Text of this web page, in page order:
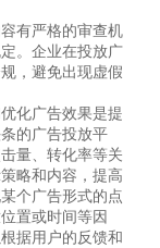
有严格的审查机
。企业在投放广
，避免出现虚假
化广告效果是提
的广告投放平
量、转化率等关
略和内容，提高
个广告形式的点
置或时间等因
据用户的反馈和